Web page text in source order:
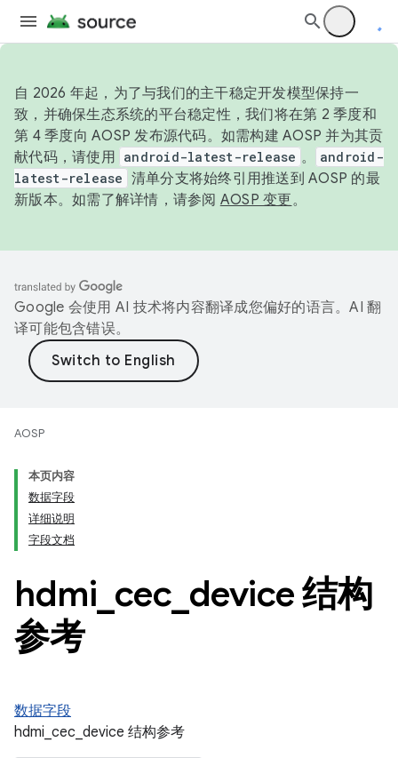
自 2026 年起，为了与我们的主干稳定开发模型保持一
致，并确保生态系统的平台稳定性，我们将在第 2 季度和
第 4 季度向 AOSP 发布源代码。如需构建 AOSP 并为其贡
献代码，请使用 android-latest-release 。
android-
latest-release 清单分支将始终引用推送到 AOSP 的最
新版本。如需了解详情，请参阅 AOSP 变更。
Google 会使用 AI 技术将内容翻译成您偏好的语言。AI 翻
译可能包含错误。
AOSP
本页内容
数据字段
详细说明
字段文档
hdmi cec device 结构
参考
数据字段
hdmi_cec_device 结构参考